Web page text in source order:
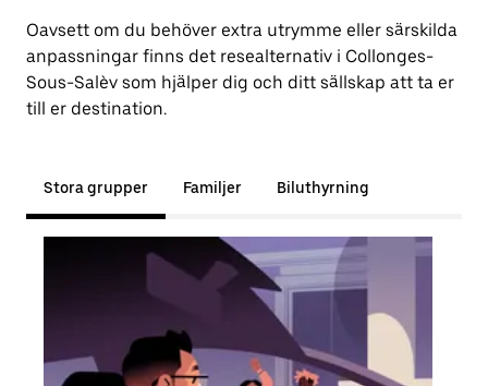
Oavsett om du behöver extra utrymme eller särskilda
anpassningar finns det resealternativ i Collonges-
Sous-Salèv som hjälper dig och ditt sällskap att ta er
till er destination.
Stora grupper Familjer Biluthyrning